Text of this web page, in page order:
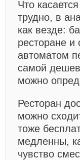
Что
трудно, в
как везде:
ресторане и
автоматом
самой
можно
Ресторан
можно
тоже
медленны,
чувство